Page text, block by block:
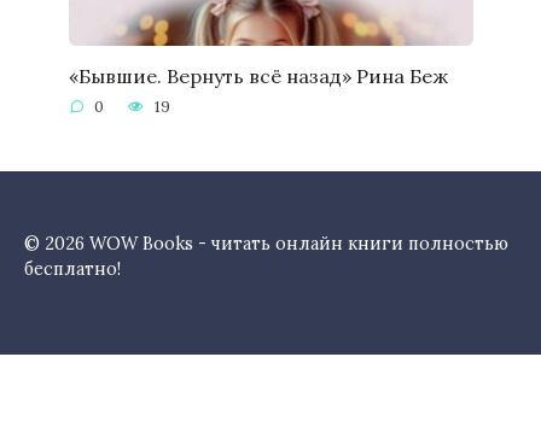
«Бывшие. Вернуть всё назад» Рина Беж
0 19
© 2026 WOW Books - читать онлайн книги полностью
бесплатно!